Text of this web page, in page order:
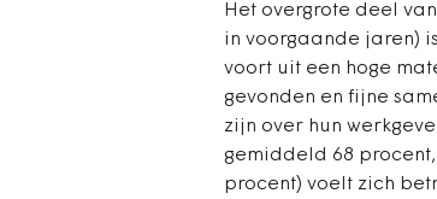
Het overgrote deel
in voorgaande jaren)
voort uit een hoge
gevonden en fijne
zijn over hun
gemiddeld 68
procent) voelt zich